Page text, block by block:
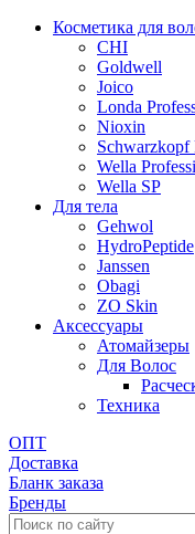
Косметика для
CHI
Goldwell
Joico
Londa
Nioxin
Schwarzkopf
Wella
Wella SP
Для тела
Gehwol
HydroPeptide
Janssen
Obagi
ZO Skin
Aксессуары
Атомайзеры
Для Волос
Техника
ОПТ
Доставка
Бланк заказа
Бренды